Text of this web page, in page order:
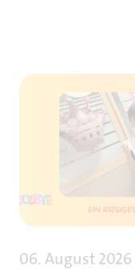
06. August 2026